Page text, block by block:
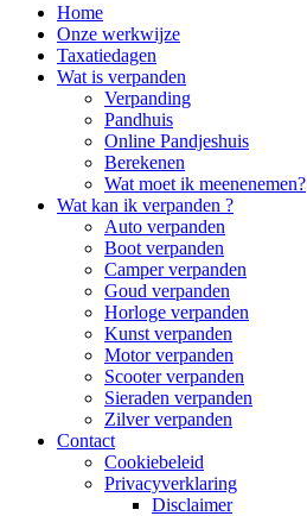
Home
Onze werkwijze
Taxatiedagen
Wat is verpanden
Verpanding
Pandhuis
Online Pandjeshuis
Berekenen
Wat moet ik meenenemen?
Wat kan ik verpanden ?
Auto verpanden
Boot verpanden
Camper verpanden
Goud verpanden
Horloge verpanden
Kunst verpanden
Motor verpanden
Scooter verpanden
Sieraden verpanden
Zilver verpanden
Contact
Cookiebeleid
Privacyverklaring
Disclaimer